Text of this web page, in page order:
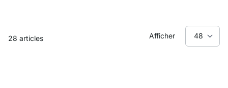
28 articles Afficher